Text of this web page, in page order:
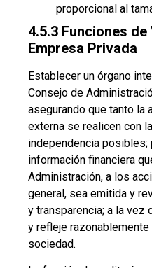
proporcional al
4.5.3 Funciones
Empresa Privada
Establecer un órgano
Consejo de
asegurando que tanto la
externa se realicen con
independencia posibles;
información financiera
Administración, a los
general, sea emitida y
y transparencia; a la vez
y refleje
sociedad.